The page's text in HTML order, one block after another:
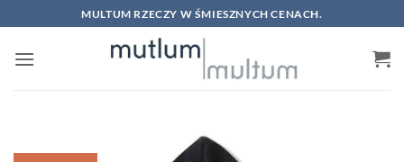
to
content
MULTUM RZECZY W ŚMIESZNYCH CENACH.